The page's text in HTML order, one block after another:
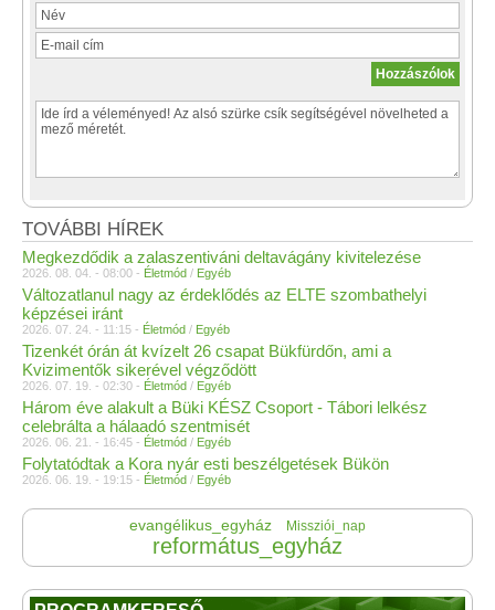
TOVÁBBI HÍREK
Megkezdődik a zalaszentiváni deltavágány kivitelezése
2026. 08. 04. - 08:00 - Életmód / Egyéb
Változatlanul nagy az érdeklődés az ELTE szombathelyi
képzései iránt
2026. 07. 24. - 11:15 - Életmód / Egyéb
Tizenkét órán át kvízelt 26 csapat Bükfürdőn, ami a
Kvizimentők sikerével végződött
2026. 07. 19. - 02:30 - Életmód / Egyéb
Három éve alakult a Büki KÉSZ Csoport - Tábori lelkész
celebrálta a hálaadó szentmisét
2026. 06. 21. - 16:45 - Életmód / Egyéb
Folytatódtak a Kora nyár esti beszélgetések Bükön
2026. 06. 19. - 19:15 - Életmód / Egyéb
evangélikus_egyház Missziói_nap
református_egyház